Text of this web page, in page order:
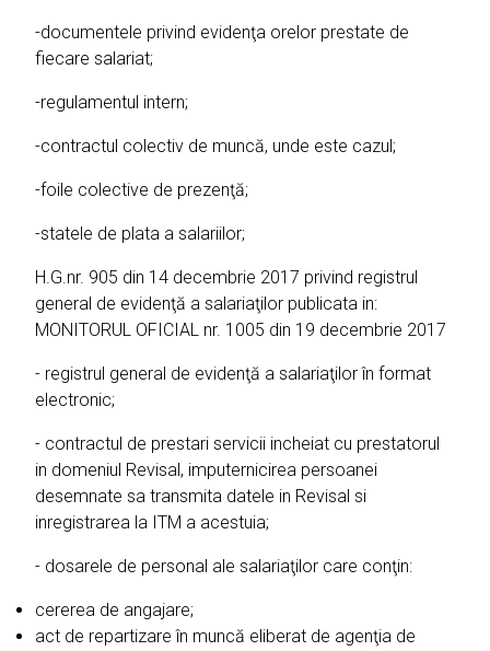
-documentele privind evidenţa orelor prestate de
fiecare salariat;
-regulamentul intern;
-contractul colectiv de muncă, unde este cazul;
-foile colective de prezenţă;
-statele de plata a salariilor;
H.G.nr. 905 din 14 decembrie 2017 privind registrul
general de evidenţă a salariaţilor publicata in:
MONITORUL OFICIAL nr. 1005 din 19 decembrie 2017
- registrul general de evidenţă a salariaţilor în format
electronic;
- contractul de prestari servicii incheiat cu prestatorul
in domeniul Revisal, imputernicirea persoanei
desemnate sa transmita datele in Revisal si
inregistrarea la ITM a acestuia;
- dosarele de personal ale salariaţilor care conţin:
cererea de angajare;
act de repartizare în muncă eliberat de agenţia de